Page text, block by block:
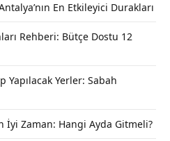
En Etkileyici Durakları
Rehberi: Bütçe Dostu 12
Yapılacak Yerler: Sabah
İyi Zaman: Hangi Ayda Gitmeli?